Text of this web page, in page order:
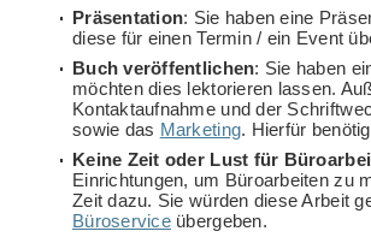
Präsentation: Sie haben eine
diese für einen Termin / ein Event
Buch veröffentlichen: Sie haben
möchten dies lektorieren lassen.
Kontaktaufnahme und der
sowie das Marketing. Hierfür
Keine Zeit oder Lust für
Einrichtungen, um Büroarbeiten zu
Zeit dazu. Sie würden diese Arbeit
Büroserviceübergeben.